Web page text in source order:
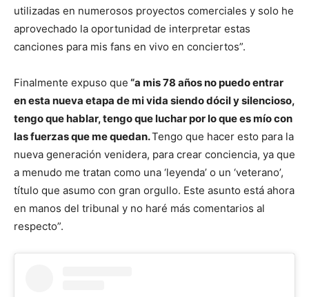
utilizadas en numerosos proyectos comerciales y solo he
aprovechado la oportunidad de interpretar estas
canciones para mis fans en vivo en conciertos”.
Finalmente expuso que “a mis 78 años no puedo entrar
en esta nueva etapa de mi vida siendo dócil y silencioso,
tengo que hablar, tengo que luchar por lo que es mío con
las fuerzas que me quedan.Tengo que hacer esto para la
nueva generación venidera, para crear conciencia, ya que
a menudo me tratan como una ‘leyenda’ o un ‘veterano’,
título que asumo con gran orgullo. Este asunto está ahora
en manos del tribunal y no haré más comentarios al
respecto”.